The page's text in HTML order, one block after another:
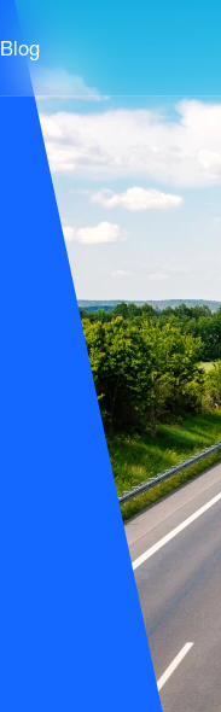
Blog